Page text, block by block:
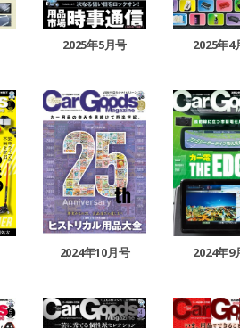
2025年5月号 2025年4
2024年10月号 2024年9